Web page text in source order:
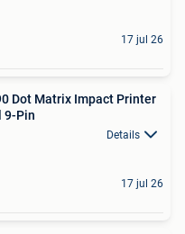
17 jul 26
Dot Matrix Impact Printer
9-Pin
Details
17 jul 26